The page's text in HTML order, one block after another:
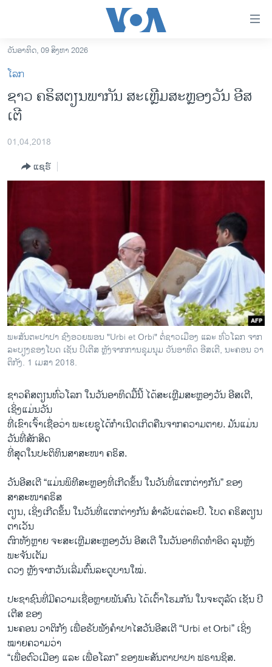
ເຂົ້າ
ຫາ
ຂ້າມ
ຂ້າມ
ຫາ
ອາເມຣິກາ
ຂ່າວ​ຈີນ
ໂລກ
ຊີວິດຊາວລາວ
ຊຸມຊົນຊາວລາວ
ວິທະຍາສາດ-ເທັກໂນໂລຈີ
ທຸລະກິດ
ພາສາອັງກິດ
ວີດີໂອ
ສຽງ
ລາຍການກະຈາຍສຽງ
ລາຍງານ
ຕິດຕາມພວກເຮົາ ທີ່
ພາສາຕ່າງໆ
ວັນອາທິດ, 09 ສິງຫາ 2026
ໂລກ
ຊາວ ຄຣິສຕຽນພາກັນ ສະເຫຼີມສະຫຼອງວັນ ອີສ
ເຕີ
01,04,2018
ແຊຣ໌
ພະສັນຕະປາປາ ຊົງອວຍພອນ "Urbi et Orbi" ຕໍ່ຊາວເມືອງ ແລະ ທົ່ວໂລກ ຈາກ
ລະບຽງຂອງໂບດ ເຊັນ ປີເຕີສ ຫຼັງຈາກການຊຸມນຸມ ວັນອາທິດ ອີສເຕີ,​ ນະຄອນ ວາ
ຕິກັງ. 1 ເມສາ 2018.
ຊາວຄິສຕຽນທົ່ວໂລກ ໃນວັນອາທິດມື້ນີ້ ໄດ້ສະເຫຼີມສະຫຼອງວັນ ອີສເຕີ,
ເຊິ່ງແມ່ນວັນ
ທີ່ເຂົາເຈົ້າເຊື່ອວ່າ ພະເຍຊູໄດ້ກຳເນີດເກິດຄືນຈາກຄວາມຕາຍ. ມັນແມ່ນ
ວັນທີ່ສັກສິດ
ທີ່ສຸດໃນປະຕິທິນສາສະໜາ ຄຣິສ.
ວັນອີສເຕີ “ແມ່ນພິທີສະຫຼອງທີ່ເກີດຂຶ້ນ ໃນວັນທີ່ແຕກຕ່າງກັນ” ຂອງ
ສາສະໜາຄຣິສ
ຕຽນ, ເຊິ່ງເກີດຂຶ້ນ ໃນວັນທີ່ແຕກຕ່າງກັນ ສຳລັບແຕ່ລະປີ. ໂບດ ຄຣິສຕຽນ
ຕາເວັນ
ຕົກທັງຫຼາຍ ຈະສະເຫຼີມສະຫຼອງວັນ ອີສເຕີ ໃນວັນອາທິດທຳອິດ ລຸນຫຼັງ
ພະຈັນເຕັມ
ດວງ ຫຼັງຈາກວັນເລີ່ມຕົ້ນລະດູບານໃໝ່.
ປະຊາຊົນທີ່ມີຄວາມເຊື່ອຫຼາຍພັນຄົນ ໄດ້ເຕົ້າໂຮມກັນ ໃນຈະຕຸລັດ ເຊັນ ປີ
ເຕີສ ຂອງ
ນະຄອນ ວາຕິກັງ ເພື່ອຮັບຟັງຄຳປາໄສວັນອີສເຕີ “Urbi et Orbi” ເຊິ່ງ
ໝາຍຄວາມວ່າ
“ເພື່ອຕົວເມືອງ ແລະ ເພື່ອໂລກ” ຂອງພະສັນຕາປາປາ ຟຣານຊິສ.